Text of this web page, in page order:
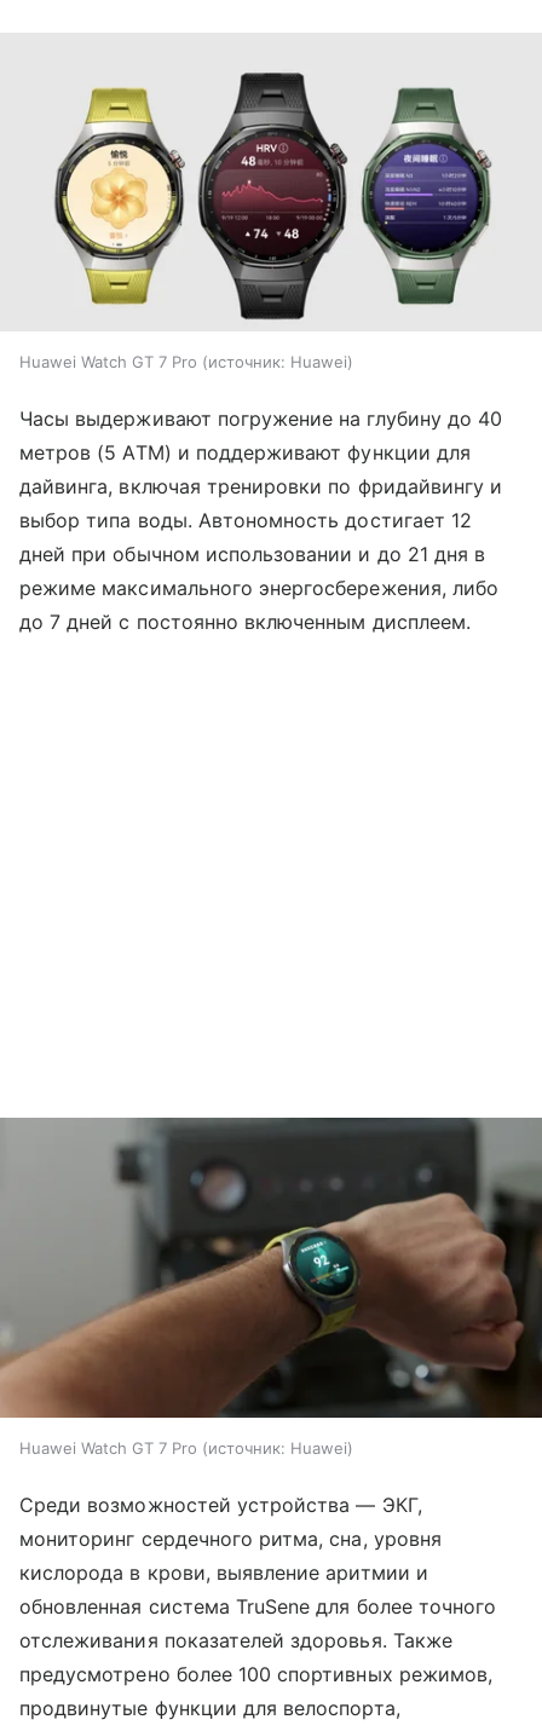
Huawei Watch GT 7 Pro источник: Huawei
Часы выдерживают погружение на глубину до 40
метров (5 ATM) и поддерживают функции для
дайвинга, включая тренировки по фридайвингу и
выбор типа воды. Автономность достигает 12
дней при обычном использовании и до 21 дня в
режиме максимального энергосбережения, либо
до 7 дней с постоянно включенным дисплеем.
Huawei Watch GT 7 Pro источник: Huawei
Среди возможностей устройства — ЭКГ,
мониторинг сердечного ритма, сна, уровня
кислорода в крови, выявление аритмии и
обновленная система TruSene для более точного
отслеживания показателей здоровья. Также
предусмотрено более 100 спортивных режимов,
продвинутые функции для велоспорта,